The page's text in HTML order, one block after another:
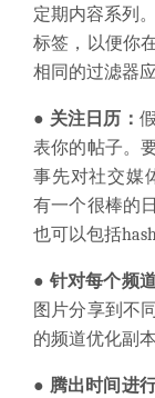
定期内容系列
标签，以便你
相同的过滤器
● 关注日历：
表你的帖子。
事先对社交媒
有一个很棒的
也可以包括
● 针对每个频
图片分享到不
的频道优化副
● 腾出时间进